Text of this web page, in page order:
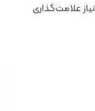
علامت‌گذاری